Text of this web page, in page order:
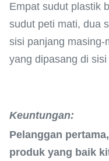
Empat sudut plastik
sudut peti mati, dua
sisi panjang masing-
yang dipasang di
Keuntungan:
Pelanggan
produk yang baik